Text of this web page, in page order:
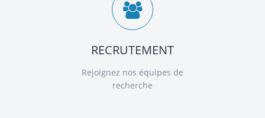
RECRUTEMENT
Rejoignez nos équipes de
recherche